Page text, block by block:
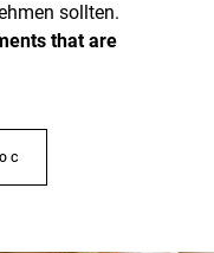
sollten.
that are